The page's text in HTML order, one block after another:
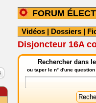
FORUM
Vidéos | Dossiers |
Disjoncteur 16A
Rechercher dans
ou taper le n° d'une